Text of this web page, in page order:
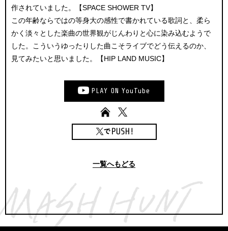
作されていました。【SPACE SHOWER TV】
この年齢ならではの等身大の感性で書かれている歌詞と、柔ら
かく淡々とした楽曲の世界観がじんわりと心に染み込むようで
した。こういうゆったりした曲こそライブでどう伝えるのか、
見てみたいと思いました。【HIP LAND MUSIC】
PLAY ON YouTube
一覧へもどる